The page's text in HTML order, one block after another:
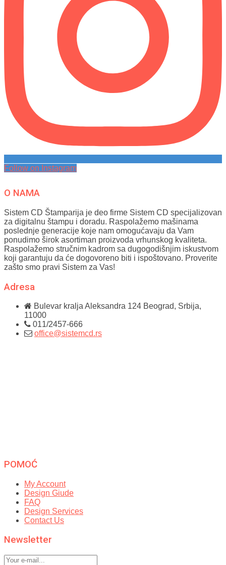
Follow on Instagram
O NAMA
Sistem CD Štamparija je deo firme Sistem CD specijalizovan
za digitalnu štampu i doradu. Raspolažemo mašinama
poslednje generacije koje nam omogućavaju da Vam
ponudimo širok asortiman proizvoda vrhunskog kvaliteta.
Raspolažemo stručnim kadrom sa dugogodišnjim iskustvom
koji garantuju da će dogovoreno biti i ispoštovano. Proverite
zašto smo pravi Sistem za Vas!
Adresa
Bulevar kralja Aleksandra 124 Beograd, Srbija,
11000
011/2457-666
office@sistemcd.rs
POMOĆ
My Account
Design Giude
FAQ
Design Services
Contact Us
Newsletter